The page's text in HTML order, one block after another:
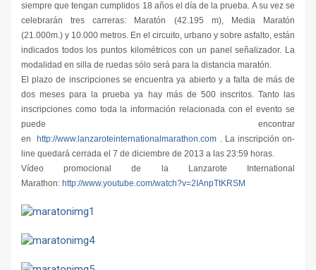
siempre que tengan cumplidos 18 años el día de la prueba. A su vez se
celebrarán tres carreras: Maratón (42.195 m), Media Maratón
(21.000m.) y 10.000 metros. En el circuito, urbano y sobre asfalto, están
indicados todos los puntos kilométricos con un panel señalizador. La
modalidad en silla de ruedas sólo será para la distancia maratón.
El plazo de inscripciones se encuentra ya abierto y a falta de más de
dos meses para la prueba ya hay más de 500 inscritos. Tanto las
inscripciones como toda la información relacionada con el evento se
puede encontrar
en
http://www.lanzaroteinternationalmarathon.com . La inscripción on-
line quedará cerrada el 7 de diciembre de 2013 a las 23:59 horas.
Vídeo promocional de la Lanzarote International
Marathon: http://www.youtube.com/watch?v=2IAnpTtKRSM